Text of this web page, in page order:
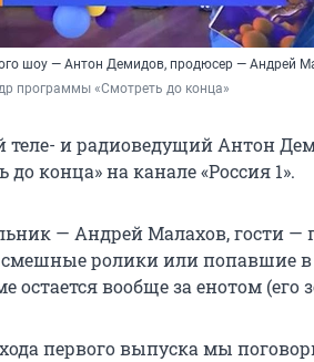
шоу — Антон Демидов, продюсер — Андрей
программы «Смотреть до конца»
теле- и радиоведущий Антон
до конца» на канале «Россия 1».
— Андрей Малахов, гости
ролики или попавшие в
остается вообще за енотом
первого выпуска мы